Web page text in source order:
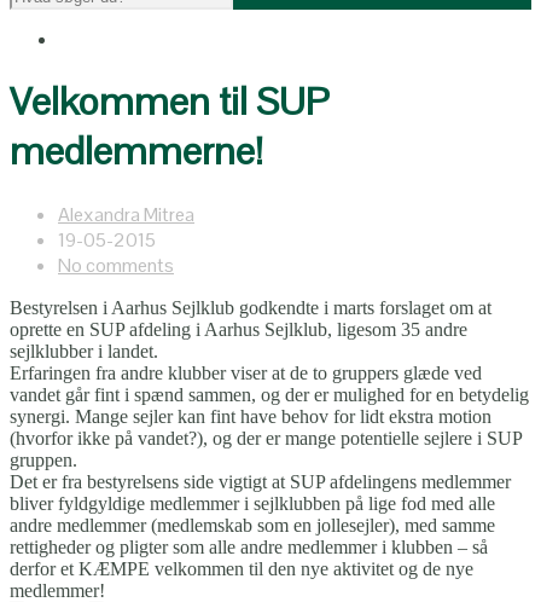
Velkommen til SUP
medlemmerne!
Alexandra Mitrea
19-05-2015
No comments
Bestyrelsen i Aarhus Sejlklub godkendte i marts forslaget om at
oprette en SUP afdeling i Aarhus Sejlklub, ligesom 35 andre
sejlklubber i landet.
Erfaringen fra andre klubber viser at de to gruppers glæde ved
vandet går fint i spænd sammen, og der er mulighed for en betydelig
synergi. Mange sejler kan fint have behov for lidt ekstra motion
(hvorfor ikke på vandet?), og der er mange potentielle sejlere i SUP
gruppen.
Det er fra bestyrelsens side vigtigt at SUP afdelingens medlemmer
bliver fyldgyldige medlemmer i sejlklubben på lige fod med alle
andre medlemmer (medlemskab som en jollesejler), med samme
rettigheder og pligter som alle andre medlemmer i klubben – så
derfor et KÆMPE velkommen til den nye aktivitet og de nye
medlemmer!